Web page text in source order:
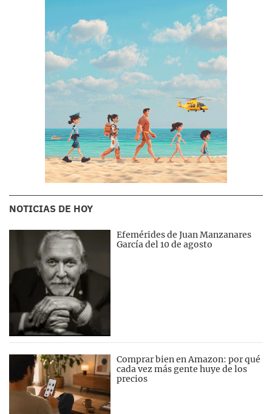
NOTICIAS DE HOY
Efemérides de Juan Manzanares
García del 10 de agosto
Comprar bien en Amazon: por qué
cada vez más gente huye de los
precios